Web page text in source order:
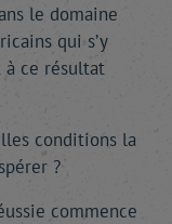
le domaine
qui s’y
ce résultat
conditions la
?
commence